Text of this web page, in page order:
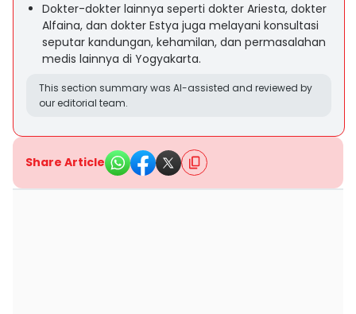
Dokter-dokter lainnya seperti dokter Ariesta, dokter
Alfaina, dan dokter Estya juga melayani konsultasi
seputar kandungan, kehamilan, dan permasalahan
medis lainnya di Yogyakarta.
This section summary was AI-assisted and reviewed by
our editorial team.
Share Article